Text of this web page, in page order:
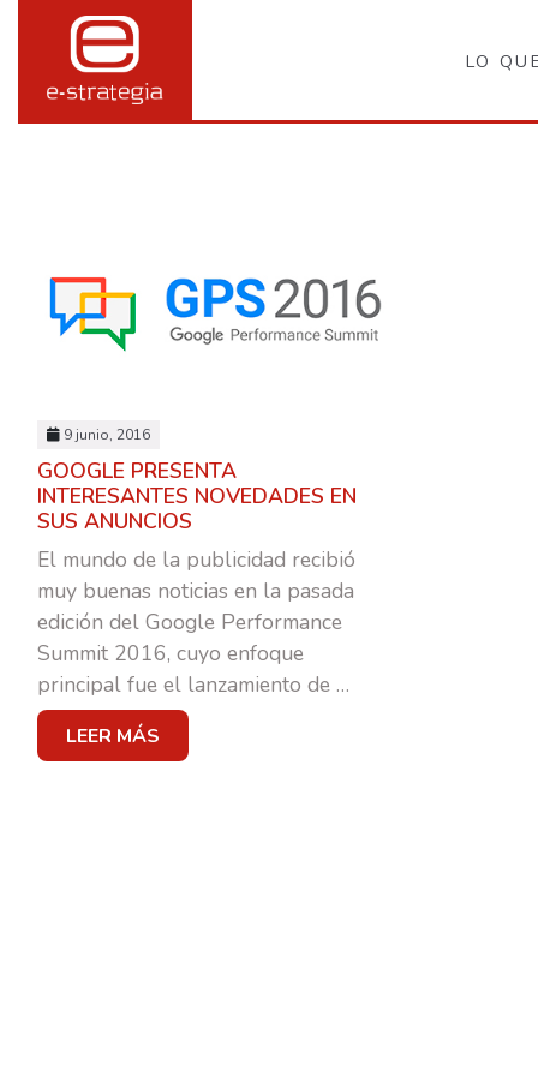
LO
MARKETING & PUBLI
TRANSFORMACIÓN
9 junio, 2016
GOOGLE PRESENTA
INTERESANTES NOVEDADES EN
SUS ANUNCIOS
El mundo de la publicidad recibió
muy buenas noticias en la pasada
edición del Google Performance
Summit 2016, cuyo enfoque
principal fue el lanzamiento de …
LEER MÁS